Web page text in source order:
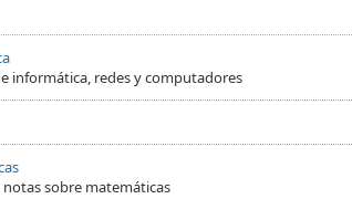
informática, redes y computadores
sobre matemáticas